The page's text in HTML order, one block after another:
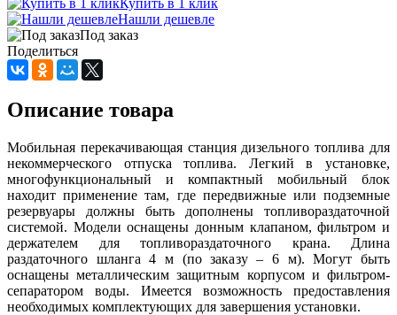
Нашли дешевле
Под заказ
Поделиться
Описание товара
Мобильная перекачивающая станция дизельного топлива для
некоммерческого отпуска топлива. Легкий в установке,
многофункциональный и компактный мобильный блок
находит применение там, где передвижные или подземные
резервуары должны быть дополнены топливораздаточной
системой. Модели оснащены донным клапаном, фильтром и
держателем для топливораздаточного крана. Длина
раздаточного шланга 4 м (по заказу – 6 м). Могут быть
оснащены металлическим защитным корпусом и фильтром-
сепаратором воды. Имеется возможность предоставления
необходимых комплектующих для завершения установки.